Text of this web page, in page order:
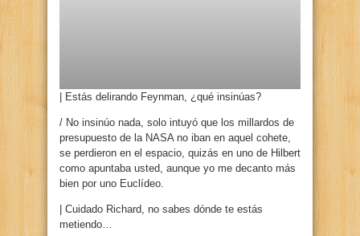
| Estás delirando Feynman, ¿qué insinúas?
/ No insinúo nada, solo intuyó que los millardos de
presupuesto de la NASA no iban en aquel cohete,
se perdieron en el espacio, quizás en uno de Hilbert
como apuntaba usted, aunque yo me decanto más
bien por uno Euclídeo.
| Cuidado Richard, no sabes dónde te estás
metiendo…